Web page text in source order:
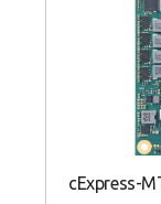
cExpress-